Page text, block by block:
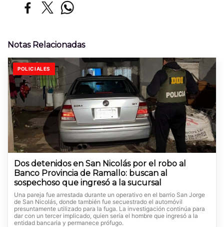
Notas Relacionadas
POLICIALES
Dos detenidos en San Nicolás por el robo al
Banco Provincia de Ramallo: buscan al
sospechoso que ingresó a la sucursal
Una pareja fue arrestada durante un operativo en el barrio San Jorge
de San Nicolás, donde también fue secuestrado el automóvil
presuntamente utilizado para la fuga. La investigación continúa para
dar con un tercer implicado, quien sería el hombre que ingresó a la
entidad bancaria y permanece prófugo.